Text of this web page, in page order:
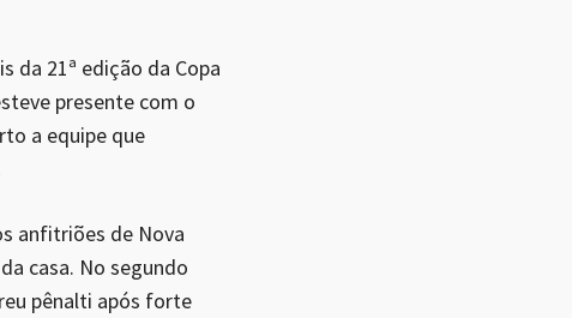
da 21ª edição da Copa
presente com o
a equipe que
anfitriões de Nova
casa. No segundo
pênalti após forte